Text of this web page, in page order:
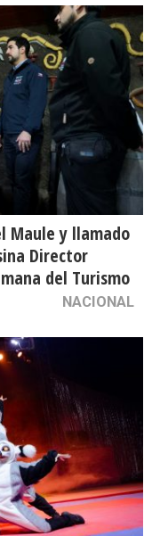
Maule y llamado
Director
del Turismo
NACIONAL